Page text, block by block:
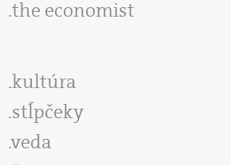
the economist
kultúra
stĺpčeky
veda